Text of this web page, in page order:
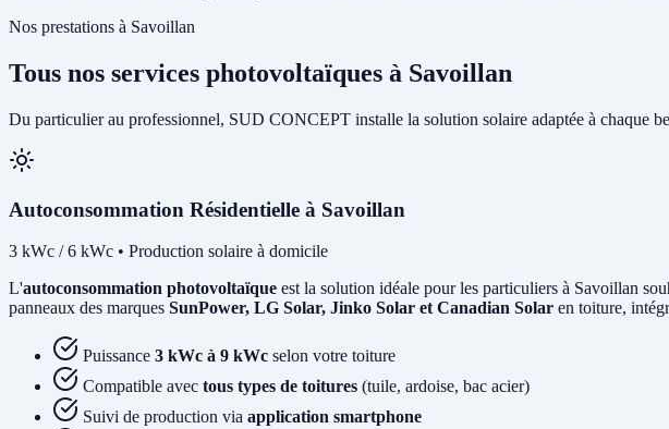
Nos prestations à Savoillan
Tous nos services photovoltaïques à Savoillan
Du particulier au professionnel, SUD CONCEPT installe la solution solaire adaptée à chaque
Autoconsommation Résidentielle à Savoillan
3 kWc / 6 kWc • Production solaire à domicile
L'autoconsommation photovoltaïque est la solution idéale pour les particuliers à Savoillan
panneaux des marques SunPower, LG Solar, Jinko Solar et Canadian Solar en toiture,
Puissance 3 kWc à 9 kWc selon votre toiture
Compatible avec tous types de toitures (tuile, ardoise, bac acier)
Suivi de production via application smartphone